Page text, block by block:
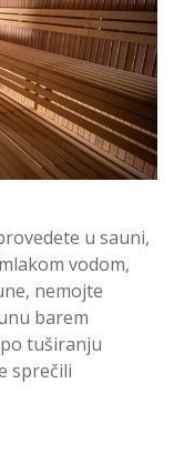
u sauni,
vodom,
nemojte
barem
tuširanju
sprečili